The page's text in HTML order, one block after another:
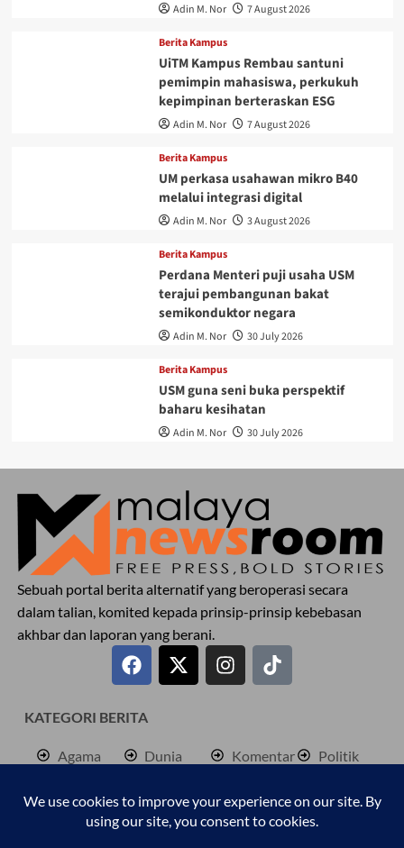
Adin M. Nor 7 August 2026
Berita Kampus
UiTM Kampus Rembau santuni
pemimpin mahasiswa, perkukuh
kepimpinan berteraskan ESG
Adin M. Nor 7 August 2026
Berita Kampus
UM perkasa usahawan mikro B40
melalui integrasi digital
Adin M. Nor 3 August 2026
Berita Kampus
Perdana Menteri puji usaha USM
terajui pembangunan bakat
semikonduktor negara
Adin M. Nor 30 July 2026
Berita Kampus
USM guna seni buka perspektif
baharu kesihatan
Adin M. Nor 30 July 2026
Sebuah portal berita alternatif yang beroperasi secara
dalam talian, komited kepada prinsip-prinsip kebebasan
akhbar dan laporan yang berani.
KATEGORI BERITA
Agama
Berita
Bisnes
Dunia
Jenayah
Kembara
Komentar
Palestine
Pendidkan
Politik
Sukan